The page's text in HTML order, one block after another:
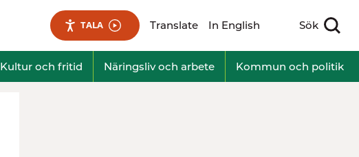
TALA Translate In English Sök
Visa sökfält
Kultur och fritid Näringsliv och arbete Kommun och politik